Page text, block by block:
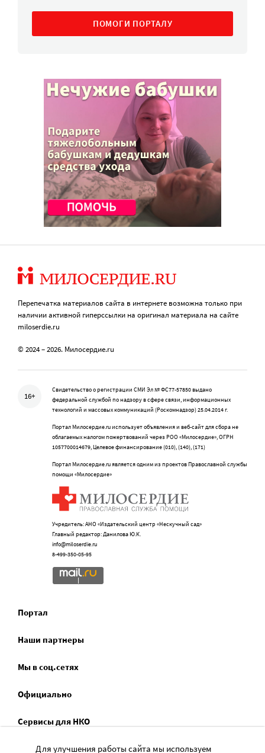
ПОМОГИ ПОРТАЛУ
Перепечатка материалов сайта в интернете возможна только при
наличии активной гиперссылки на оригинал материала на сайте
miloserdie.ru
© 2024 – 2026. Милосердие.ru
16+
Свидетельство о регистрации СМИ Эл № ФС77-57850 выдано
федеральной службой по надзору в сфере связи, информационных
технологий и массовых коммуникаций (Роскомнадзор) 25.04.2014 г.
Портал Милосердие.ru использует объявления и веб-сайт для сбора не
облагаемых налогом пожертвований через РОО «Милосердие», ОГРН
1057700014679, Целевое финансирование (010), (140), (171)
Портал Милосердие.ru является одним из проектов Православной службы
помощи «Милосердие»
Учредитель: АНО «Издательский центр «Нескучный сад»
Главный редактор: Данилова Ю.К.
info@miloserdie.ru
8-499-350-05-95
Портал
Наши партнеры
Мы в соц.сетях
Официально
Сервисы для НКО
Спецпроекты
Для улучшения работы сайта мы используем